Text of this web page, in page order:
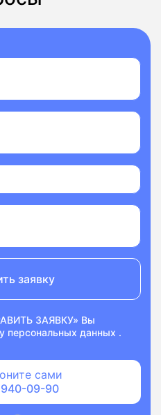
заявку
ЗАЯВКУ» Вы
персональных данных .
сами
09-90